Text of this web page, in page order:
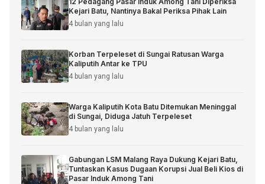
Kejari Batu, Nantinya Bakal Periksa Pihak Lain
4 bulan yang lalu
Korban Terpeleset di Sungai Ratusan Warga
Kaliputih Antar ke TPU
4 bulan yang lalu
Warga Kaliputih Kota Batu Ditemukan Meninggal
di Sungai, Diduga Jatuh Terpeleset
4 bulan yang lalu
Gabungan LSM Malang Raya Dukung Kejari Batu,
Tuntaskan Kasus Dugaan Korupsi Jual Beli Kios di
Pasar Induk Among Tani